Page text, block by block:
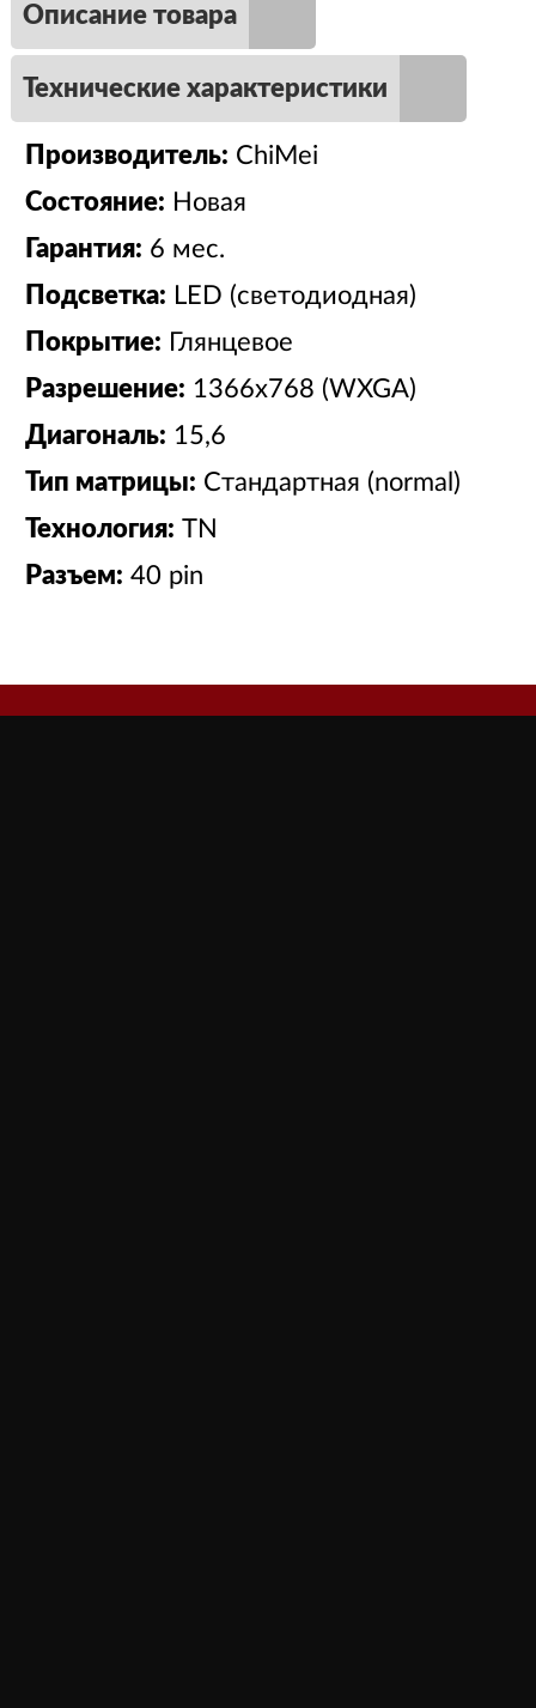
Описание товара
Технические характеристики
Производитель: ChiMei
Состояние: Новая
Гарантия: 6 мес.
Подсветка: LED (светодиодная)
Покрытие: Глянцевое
Разрешение: 1366x768 (WXGA)
Диагональ: 15,6
Тип матрицы: Стандартная (normal)
Технология: TN
Разъем: 40 pin